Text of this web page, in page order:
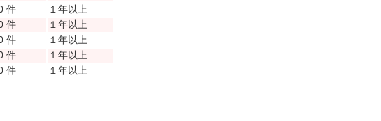
件
１年以上
件
１年以上
件
１年以上
件
１年以上
件 １年以上